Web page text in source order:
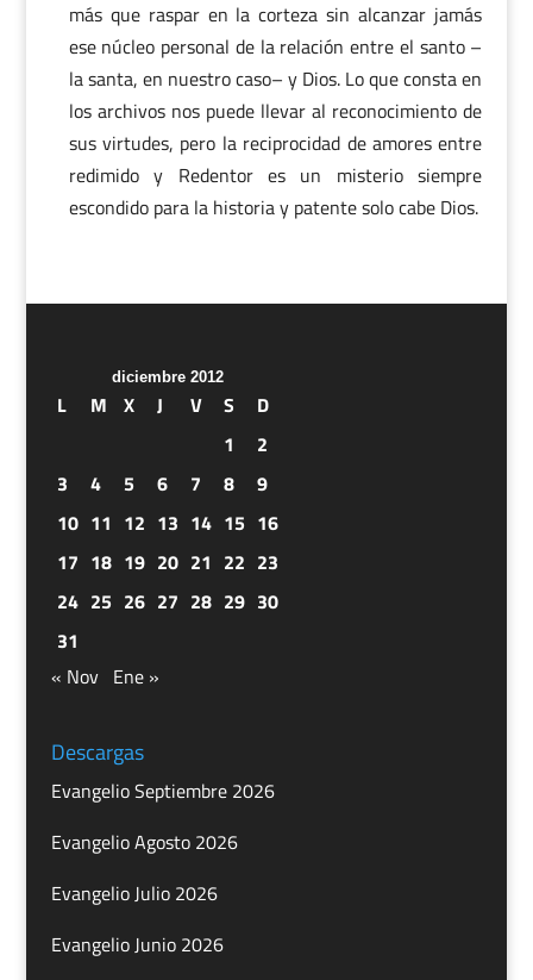
más que raspar en la corteza sin alcanzar jamás
ese núcleo personal de la relación entre el santo –
la santa, en nuestro caso– y Dios. Lo que consta en
los archivos nos puede llevar al reconocimiento de
sus virtudes, pero la reciprocidad de amores entre
redimido y Redentor es un misterio siempre
escondido para la historia y patente solo cabe Dios.
diciembre 2012
L M X J V S
D
1
2
3
4 5 6 7 8
9
10 11 12 13 14 15 16
17 18 19 20 21 22 23
24 25 26 27 28 29 30
31
« Nov Ene »
Descargas
Evangelio Septiembre 2026
Evangelio Agosto 2026
Evangelio Julio 2026
Evangelio Junio 2026